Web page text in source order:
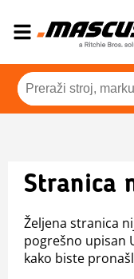
Stranica
Željena stranica
pogrešno upisan
kako biste